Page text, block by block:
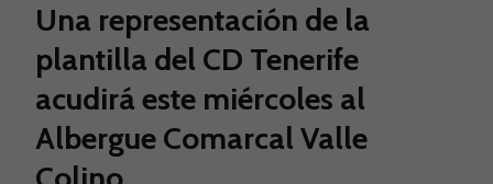
Una representación de la
plantilla del CD Tenerife
acudirá este miércoles al
Albergue Comarcal Valle